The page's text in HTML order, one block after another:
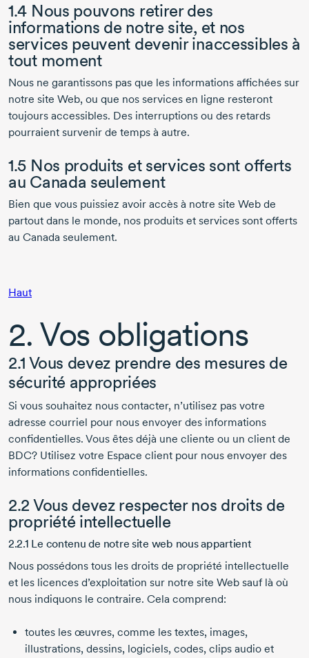
1.4 Nous pouvons retirer des
informations de notre site, et nos
services peuvent devenir inaccessibles à
tout moment
Nous ne garantissons pas que les informations affichées sur
notre site Web, ou que nos services en ligne resteront
toujours accessibles. Des interruptions ou des retards
pourraient survenir de temps à autre.
1.5 Nos produits et services sont offerts
au Canada seulement
Bien que vous puissiez avoir accès à notre site Web de
partout dans le monde, nos produits et services sont offerts
au Canada seulement.
Haut
2. Vos obligations
2.1 Vous devez prendre des mesures de
sécurité appropriées
Si vous souhaitez nous contacter, n’utilisez pas votre
adresse courriel pour nous envoyer des informations
confidentielles. Vous êtes déjà une cliente ou un client de
BDC? Utilisez votre Espace client pour nous envoyer des
informations confidentielles.
2.2 Vous devez respecter nos droits de
propriété intellectuelle
2.2.1 Le contenu de notre site web nous appartient
Nous possédons tous les droits de propriété intellectuelle
et les licences d’exploitation sur notre site Web sauf là où
nous indiquons le contraire. Cela comprend:
toutes les œuvres, comme les textes, images,
illustrations, dessins, logiciels, codes, clips audio et